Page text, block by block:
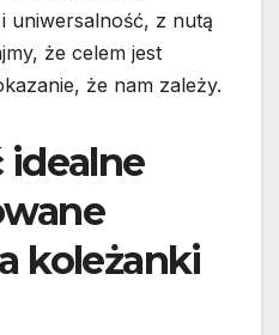
uniwersalność, z nutą
że celem jest
że nam zależy.
idealne
koleżanki